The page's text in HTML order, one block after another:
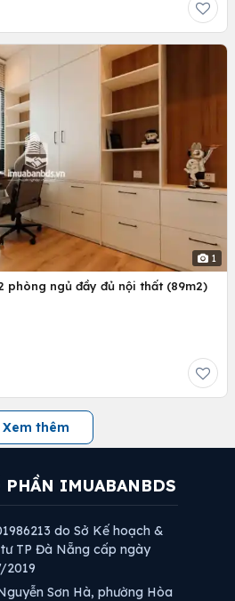
1
phòng ngủ đầy đủ nội thất (89m2)
Xem thêm
PHẦN IMUABANBDS
do Sở Kế hoạch &
TP Đà Nẵng cấp ngày
2019
Sơn Hà, phường Hòa